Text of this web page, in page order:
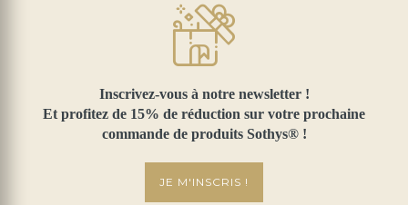
Inscrivez-vous à notre newsletter !
Et profitez de 15% de réduction sur votre prochaine
commande de produits Sothys® !
JE M'INSCRIS !